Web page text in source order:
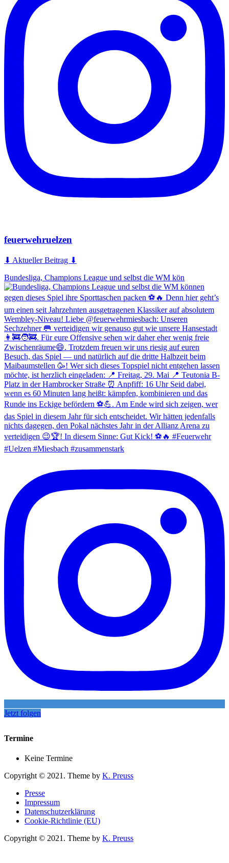
feuerwehruelzen
⬇ Aktueller Beitrag ⬇
Bundesliga, Champions League und selbst die WM kön
Jetzt folgen
Termine
Keine Termine
Copyright © 2021. Theme by K. Preuss
Presse
Impressum
Datenschutzerklärung
Cookie-Richtlinie (EU)
Copyright © 2021. Theme by K. Preuss